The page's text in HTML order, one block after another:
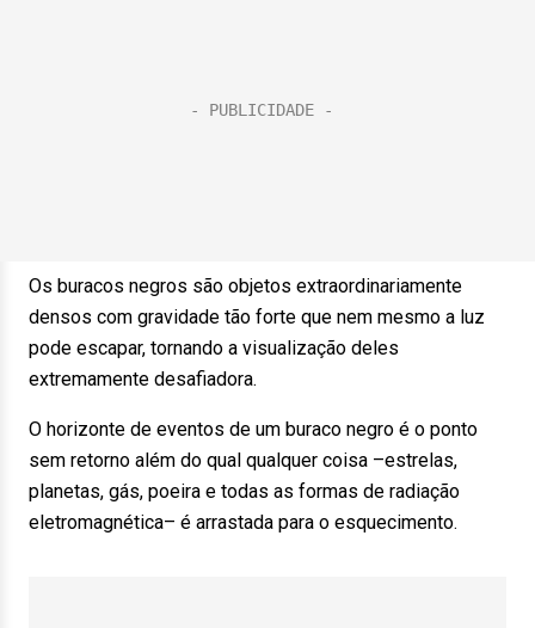
Os buracos negros são objetos extraordinariamente
densos com gravidade tão forte que nem mesmo a luz
pode escapar, tornando a visualização deles
extremamente desafiadora.
O horizonte de eventos de um buraco negro é o ponto
sem retorno além do qual qualquer coisa –estrelas,
planetas, gás, poeira e todas as formas de radiação
eletromagnética– é arrastada para o esquecimento.